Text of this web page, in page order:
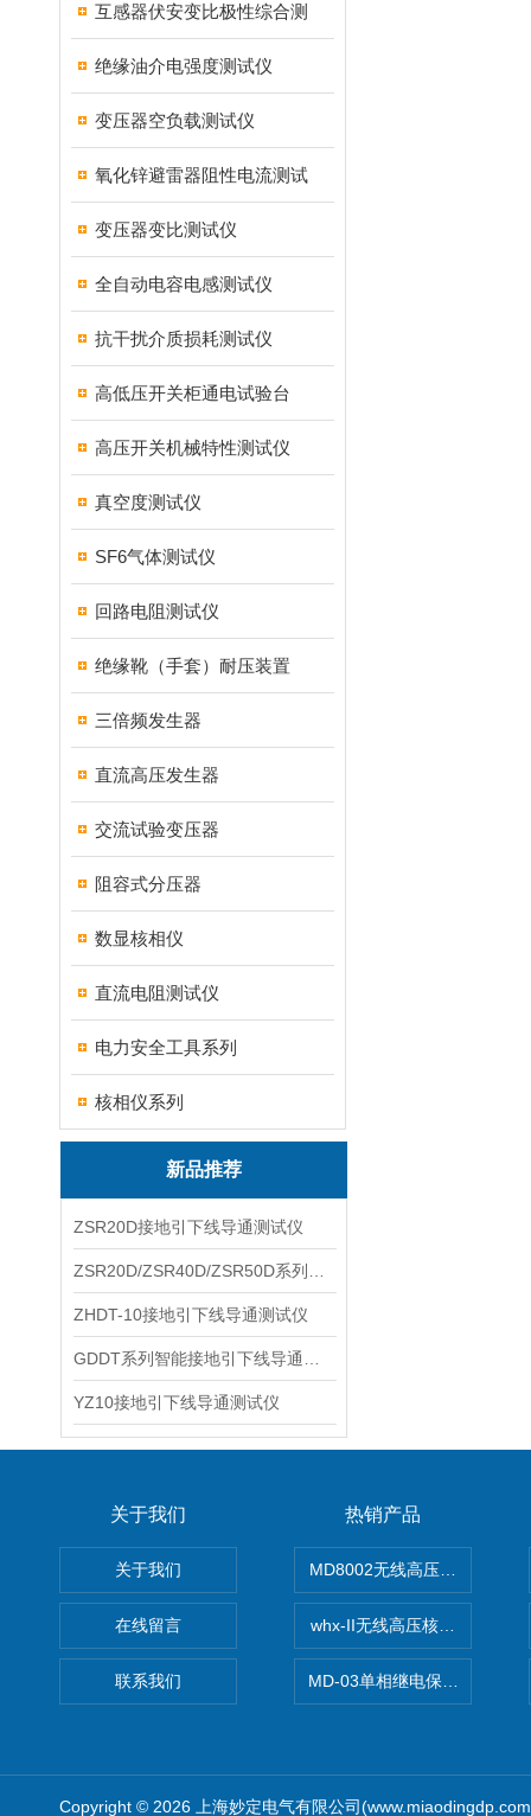
互感器伏安变比极性综合测
绝缘油介电强度测试仪
变压器空负载测试仪
氧化锌避雷器阻性电流测试
变压器变比测试仪
全自动电容电感测试仪
抗干扰介质损耗测试仪
高低压开关柜通电试验台
高压开关机械特性测试仪
真空度测试仪
SF6气体测试仪
回路电阻测试仪
绝缘靴（手套）耐压装置
三倍频发生器
直流高压发生器
交流试验变压器
阻容式分压器
数显核相仪
直流电阻测试仪
电力安全工具系列
核相仪系列
新品推荐
ZSR20D接地引下线导通测试仪
ZHDT-10接地引下线导通测试仪
YZ10接地引下线导通测试仪
关于我们
关于我们
在线留言
联系我们
热销产品
MD8002无线高压核相仪
whx-II无线高压核相仪
MD-03单相继电保护测试仪价
Copyright © 2026 上海妙定电气有限公司